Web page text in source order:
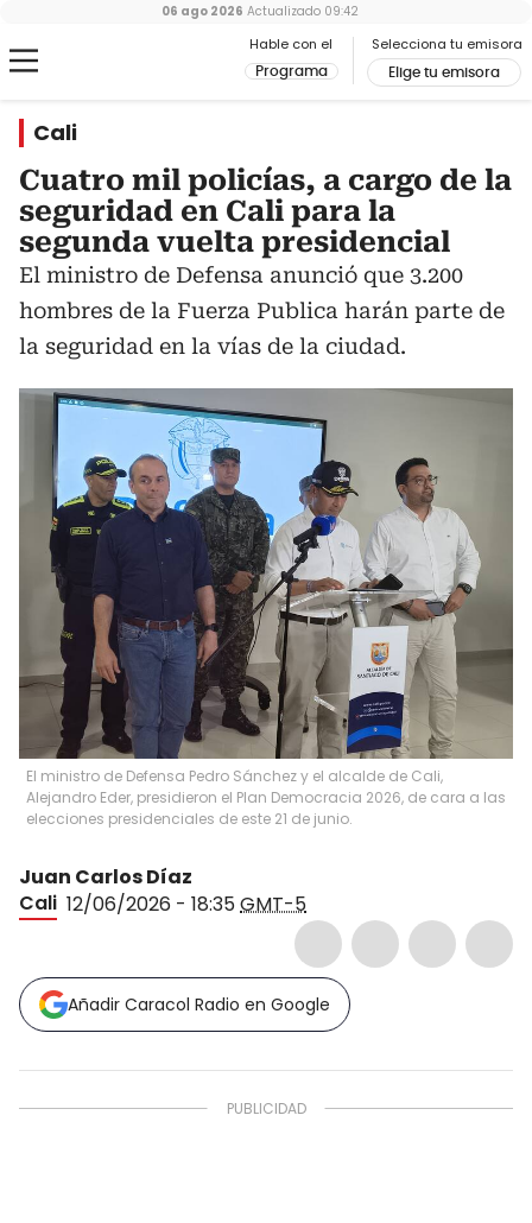
Hable con el
Programa
Selecciona tu emisora
Elige tu emisora
06 ago 2026 Actualizado 09:42
Cali
Cuatro mil policías, a cargo de la
seguridad en Cali para la
segunda vuelta presidencial
El ministro de Defensa anunció que 3.200
hombres de la Fuerza Publica harán parte de
la seguridad en la vías de la ciudad.
El ministro de Defensa Pedro Sánchez y el alcalde de Cali,
Alejandro Eder, presidieron el Plan Democracia 2026, de cara a las
elecciones presidenciales de este 21 de junio.
Juan Carlos Díaz
Cali 12/06/2026 - 18:35GMT-5
Añadir Caracol Radio en Google